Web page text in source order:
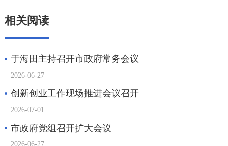
相关阅读
于海田主持召开市政府常务会议
2026-06-27
创新创业工作现场推进会议召开
2026-07-01
市政府党组召开扩大会议
2026-06-27